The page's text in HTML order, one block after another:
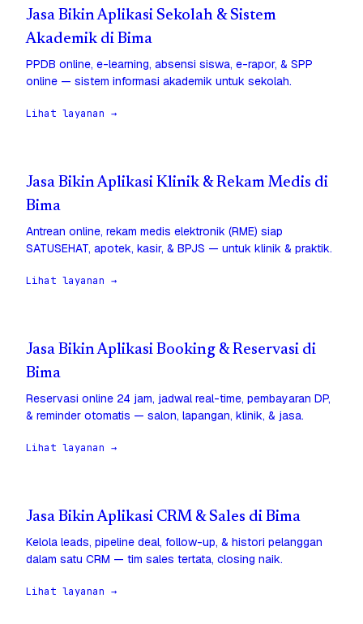
Jasa Bikin Aplikasi Sekolah & Sistem
Akademik di Bima
PPDB online, e-learning, absensi siswa, e-rapor, & SPP
online — sistem informasi akademik untuk sekolah.
Lihat layanan →
Jasa Bikin Aplikasi Klinik & Rekam Medis di
Bima
Antrean online, rekam medis elektronik (RME) siap
SATUSEHAT, apotek, kasir, & BPJS — untuk klinik & praktik.
Lihat layanan →
Jasa Bikin Aplikasi Booking & Reservasi di
Bima
Reservasi online 24 jam, jadwal real-time, pembayaran DP,
& reminder otomatis — salon, lapangan, klinik, & jasa.
Lihat layanan →
Jasa Bikin Aplikasi CRM & Sales di Bima
Kelola leads, pipeline deal, follow-up, & histori pelanggan
dalam satu CRM — tim sales tertata, closing naik.
Lihat layanan →